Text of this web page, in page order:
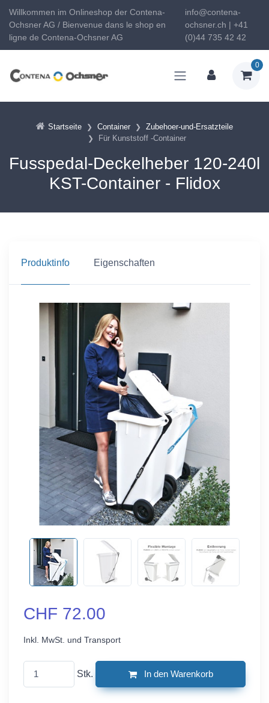
Willkommen im Onlineshop der Contena-
Ochsner AG / Bienvenue dans le shop en
ligne de Contena-Ochsner AG
info@contena-
ochsner.ch | +41
(0)44 735 42 42
0
Startseite Container
Zubehoer-und-Ersatzteile
Für Kunststoff -Container
Fusspedal-Deckelheber 120-240l
KST-Container - Flidox
Produktinfo Eigenschaften
CHF 72.00
Inkl. MwSt. und Transport
Stk. In den Warenkorb